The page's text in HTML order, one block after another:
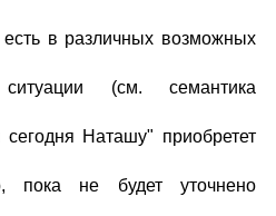
в различных возможных
(см. семантика
Наташу" приобретет
пока не будет уточнено